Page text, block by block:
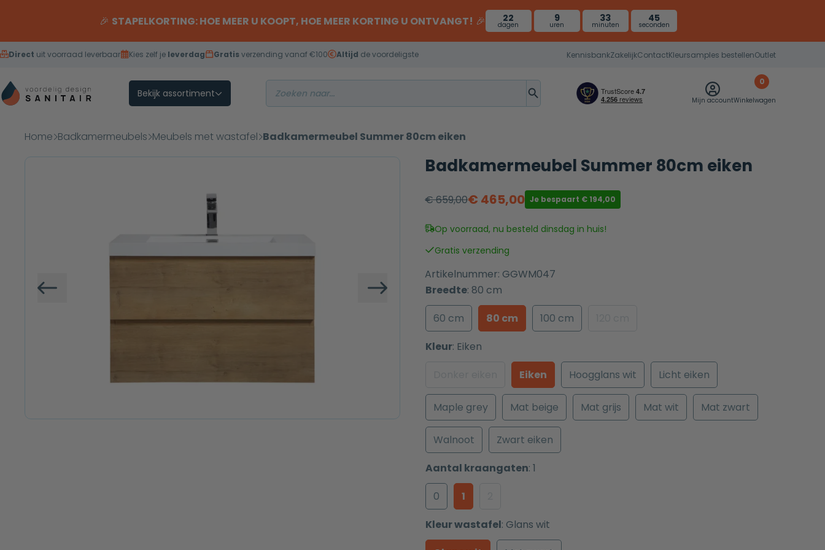
🎉 STAPELKORTING: HOE MEER U KOOPT, HOE MEER KORTING U ONTVANGT! 🎉 22
dagen
9
uren
33
minuten
44
seconden
Direct uit voorraad leverbaar Kies zelf je leverdag Gratisverzending vanaf €100 Altijd de voordeligste KennisbankZakelijkContactKleursamples bestellenOutlet
Bekijk assortiment
Mijn account
0
Winkelwagen
Home Badkamermeubels Meubels met wastafel Badkamermeubel Summer 80cm eiken
Vorige Volgende
Badkamermeubel Summer 80cm eiken
€659,00
Oorspronkelijke
prijs
was:
€ 659,00.
€ 465,00
Huidige
prijs
is:
€ 465,00.
Je bespaart €194,00
Op voorraad, nu besteld dinsdag in huis!
Gratis verzending
Artikelnummer: GGWM047
Breedte: 80 cm
60 cm
80 cm 100 cm
Kleur: Eiken
Eiken Hoogglans wit Licht eiken
Maple grey Mat beige Mat grijs Mat wit Mat zwart
Walnoot
Zwart eiken
Aantal kraangaten: 1
0
1
Kleur wastafel: Glans wit